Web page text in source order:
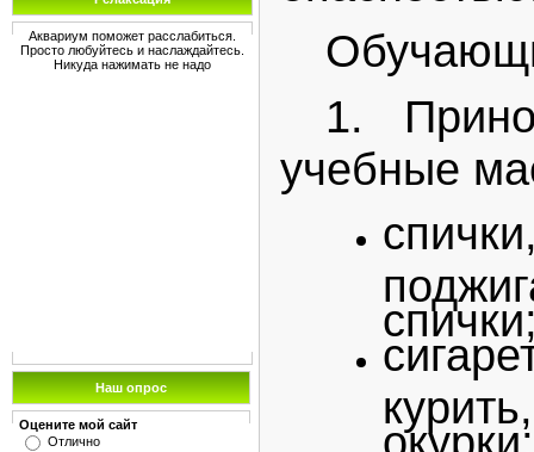
Аквариум поможет расслабиться.
Просто любуйтесь и наслаждайтесь.
Никуда нажимать не надо
Наш опрос
Оцените мой сайт
Отлично
1.
учебные
окурки;